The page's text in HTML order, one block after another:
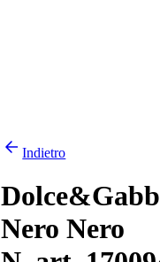
Indietro
Nero Nero